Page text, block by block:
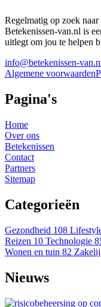
Regelmatig op zoek
Betekenissen-van.nl is
uitlegt om jou te helpen
info@betekenissen-
Algemene voorwaarden
Pagina's
Home
Over ons
Betekenissen
Contact
Partners
Sitemap
Categorieën
Gezondheid 108
Reizen 10 Technologie
Wonen en tuin 82
Nieuws